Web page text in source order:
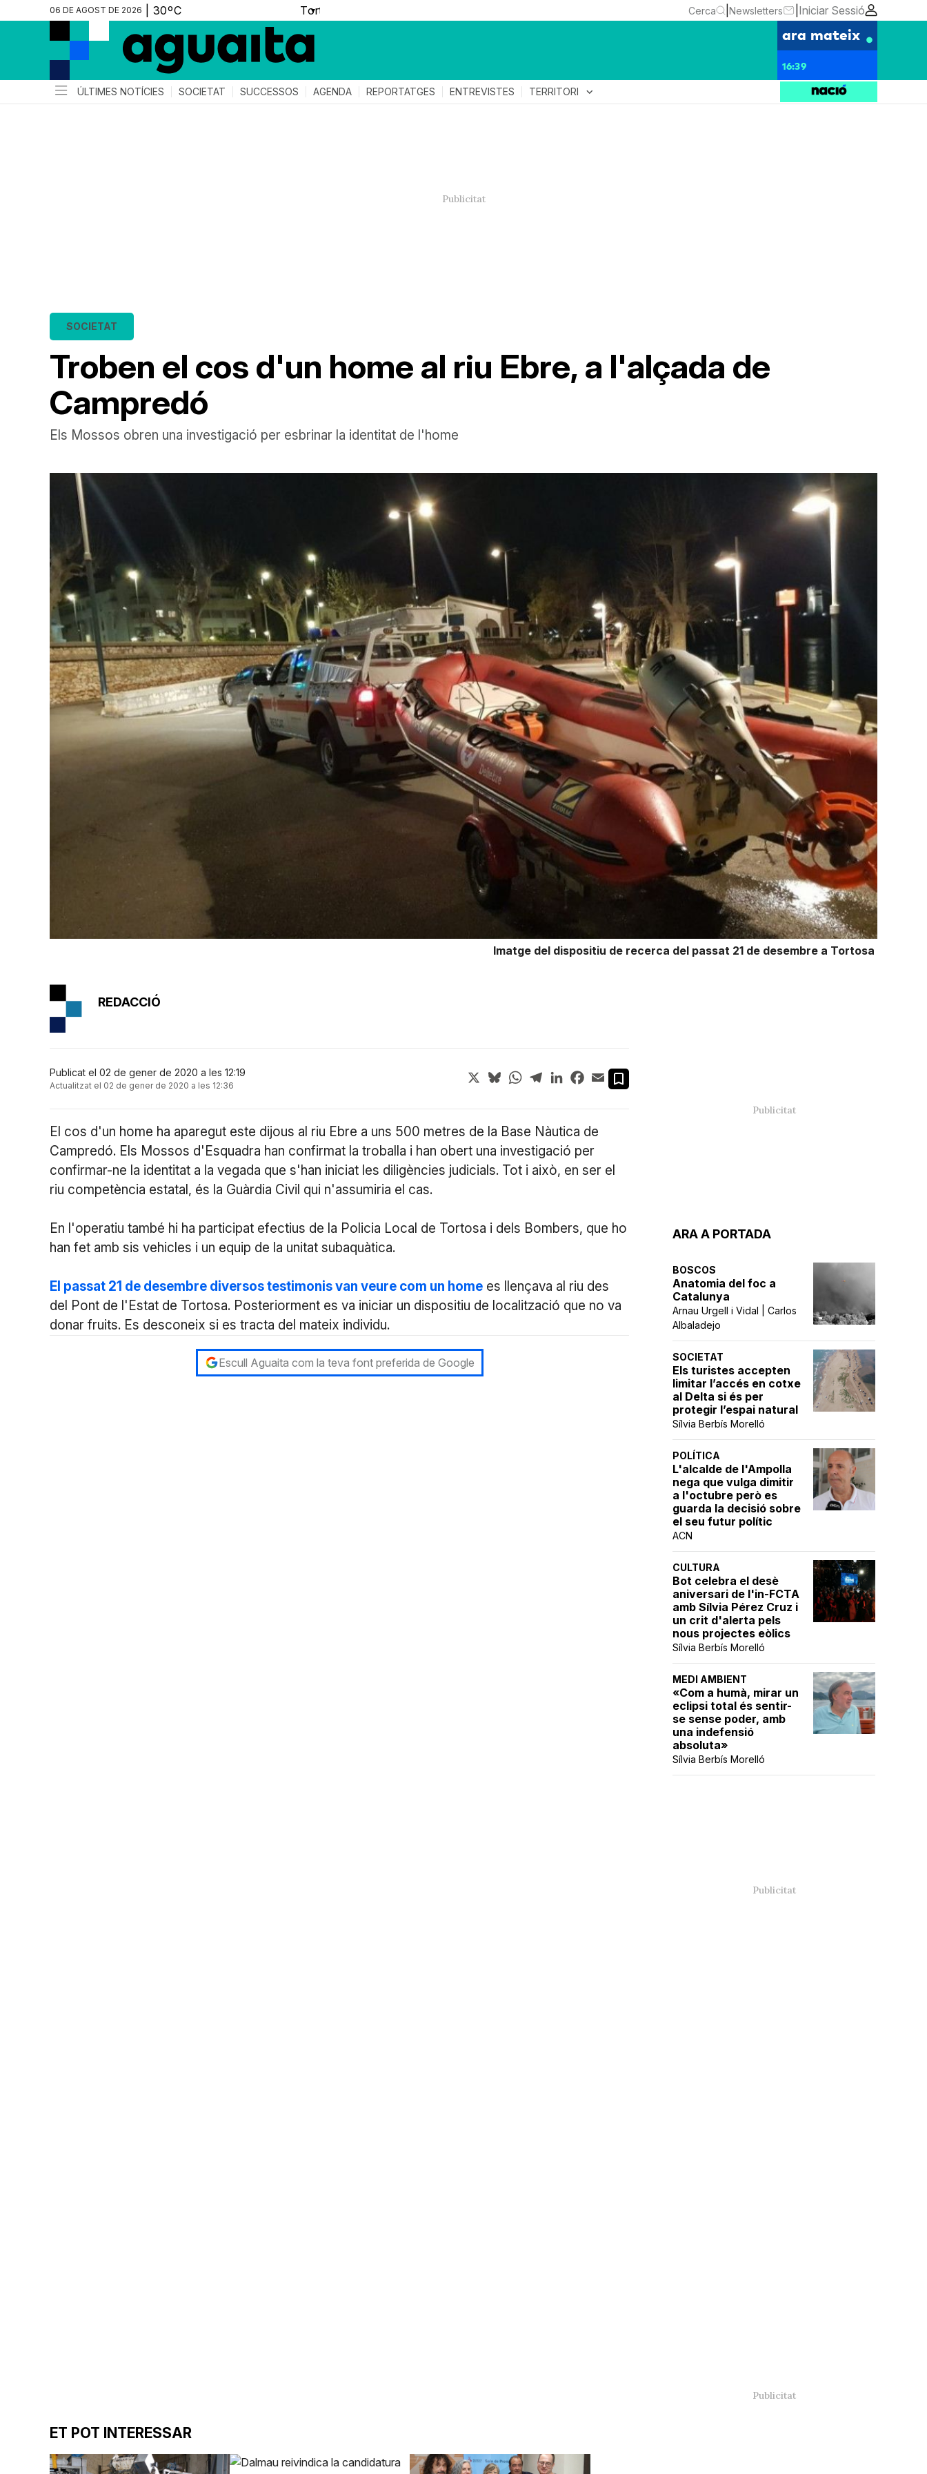
06 DE AGOST DE 2026 ▼ Cerca Newsletters Iniciar Sessió
ara mateix
16:39
ÚLTIMES NOTÍCIES SOCIETAT SUCCESSOS AGENDA REPORTATGES ENTREVISTES TERRITORI expand_more
Troben el cos d'un home al riu Ebre, a l'alçada de
Campredó
SOCIETAT
Els Mossos obren una investigació per esbrinar la identitat de l'home
Imatge del dispositiu de recerca del passat 21 de desembre a Tortosa
ARA A PORTADA
BOSCOS
Anatomia del foc a
Catalunya
Arnau Urgell i Vidal | Carlos
Albaladejo
SOCIETAT
Els turistes accepten
limitar l’accés en cotxe
al Delta si és per
protegir l’espai natural
Sílvia Berbís Morelló
POLÍTICA
L'alcalde de l'Ampolla
nega que vulga dimitir
a l'octubre però es
guarda la decisió sobre
el seu futur polític
ACN
CULTURA
Bot celebra el desè
aniversari de l'in-FCTA
amb Sílvia Pérez Cruz i
un crit d'alerta pels
nous projectes eòlics
Sílvia Berbís Morelló
MEDI AMBIENT
«Com a humà, mirar un
eclipsi total és sentir-
se sense poder, amb
una indefensió
absoluta»
Sílvia Berbís Morelló
REDACCIÓ
Publicat el 02 de gener de 2020 a les 12:19
Actualitzat el 02 de gener de 2020 a les 12:36
X BlueskyWhatsApp
TelegramLinkedInFacebook
Email
El cos d'un home ha aparegut este dijous al riu Ebre a uns 500 metres de la Base Nàutica de
Campredó. Els Mossos d'Esquadra han confirmat la troballa i han obert una investigació per
confirmar-ne la identitat a la vegada que s'han iniciat les diligències judicials. Tot i això, en ser el
riu competència estatal, és la Guàrdia Civil qui n'assumiria el cas.
En l'operatiu també hi ha participat efectius de la Policia Local de Tortosa i dels Bombers, que ho
han fet amb sis vehicles i un equip de la unitat subaquàtica.
El passat 21 de desembre diversos testimonis van veure com un home es llençava al riu des
del Pont de l'Estat de Tortosa. Posteriorment es va iniciar un dispositiu de localització que no va
donar fruits. Es desconeix si es tracta del mateix individu.
Escull Aguaita com la teva font preferida de Google
ET POT INTERESSAR